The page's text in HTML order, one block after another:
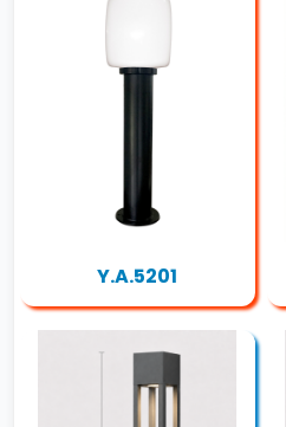
Y.A.5201